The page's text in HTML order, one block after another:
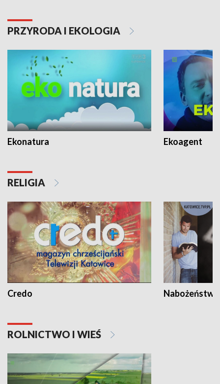
PRZYRODA I EKOLOGIA
Ekonatura Ekoagent
RELIGIA
Credo
ROLNICTWO I WIEŚ